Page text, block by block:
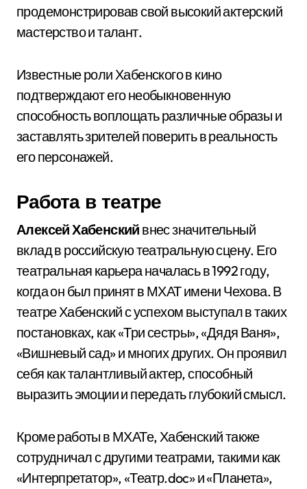
продемонстрировав свой высокий актерский
мастерство и талант.
Известные роли Хабенского в кино
подтверждают его необыкновенную
способность воплощать различные образы и
заставлять зрителей поверить в реальность
его персонажей.
Работа в театре
Алексей Хабенский внес значительный
вклад в российскую театральную сцену. Его
театральная карьера началась в 1992 году,
когда он был принят в МХАТ имени Чехова. В
театре Хабенский с успехом выступал в таких
постановках, как «Три сестры», «Дядя Ваня»,
«Вишневый сад» и многих других. Он проявил
себя как талантливый актер, способный
выразить эмоции и передать глубокий смысл.
Кроме работы в МХАТе, Хабенский также
сотрудничал с другими театрами, такими как
«Интерпретатор», «Театр.doc» и «Планета»,